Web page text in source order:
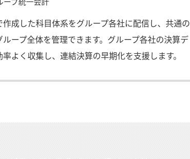
ープ統一会計
作成した科目体系をグループ各社に配信し、共通の
ループ全体を管理できます。グループ各社の決算デ
率よく収集し、連結決算の早期化を支援します。